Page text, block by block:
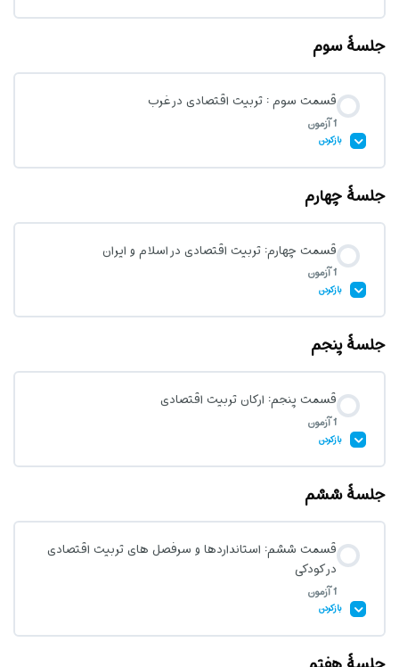
محتوای درس
آزمون قسمت دوم : اهمیت تربیت اقتصادی
جلسۀ سوم
قسمت سوم : تربیت اقتصادی در غرب
1 آزمون
بازکردن
محتوای درس
آزمون قسمت سوم : تربیت اقتصادی در غرب
جلسۀ چهارم
قسمت چهارم: تربیت اقتصادی در اسلام و ایران
1 آزمون
بازکردن
محتوای درس
آزمون قسمت چهارم: تربیت اقتصادی در اسلام و ایران
جلسۀ پنجم
قسمت پنجم: ارکان تربیت اقتصادی
1 آزمون
بازکردن
محتوای درس
آزمون قسمت پنجم: ارکان تربیت اقتصادی
جلسۀ ششم
قسمت ششم: استانداردها و سرفصل های تربیت اقتصادی
در کودکی
1 آزمون
بازکردن